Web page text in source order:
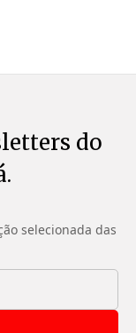
do
selecionada das